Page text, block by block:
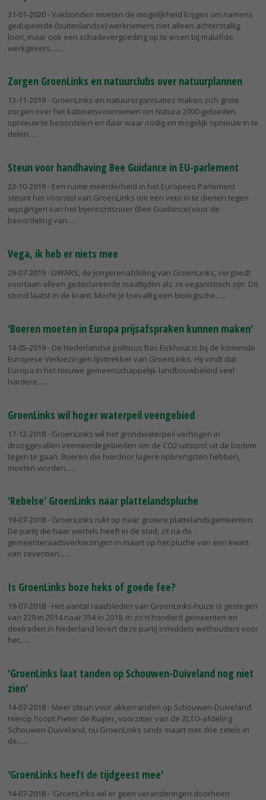
31-01-2020- Vakbonden moeten de mogelijkheid krijgen om namens
gedupeerde (buitenlandse) werknemers niet alleen achterstallig
loon, maar ook een schadevergoeding op te eisen bij malafide
werkgevers....
Zorgen GroenLinks en natuurclubs over natuurplannen
13-11-2019- GroenLinks en natuurorganisaties maken zich grote
zorgen over het kabinetsvoornemen om Natura 2000-gebieden
opnieuw te beoordelen en daar waar nodig en mogelijk opnieuw in te
delen.
Steun voor handhaving Bee Guidance in EU-parlement
23-10-2019- Een ruime meerderheid in het Europees Parlement
steunt het voorstel van GroenLinks om een veto in te dienen tegen
wijzigingen van het bijenrichtsnoer (Bee Guidance) voor de
beoordeling van...
Vega, ik heb er niets mee
29-07-2019- DWARS, de jongerenafdeling van GroenLinks, vergoedt
voortaan alleen gedeclareerde maaltijden als ze veganistisch zijn. Dit
stond laatst in de krant. Mocht je toevallig een biologische...
'Boeren moeten in Europa prijsafspraken kunnen maken'
14-05-2019- De Nederlandse politicus Bas Eickhout is bij de komende
Europese Verkiezingen lijsttrekker van GroenLinks. Hij vindt dat
Europa in het nieuwe gemeenschappelijk landbouwbeleid veel
hardere...
GroenLinks wil hoger waterpeil veengebied
17-12-2018- GroenLinks wil het grondwaterpeil verhogen in
drooggevallen veenweidegebieden om de CO2-uitstoot uit de bodem
tegen te gaan. Boeren die hierdoor lagere opbrengsten hebben,
moeten worden...
'Rebelse' GroenLinks naar plattelandspluche
19-07-2018- GroenLinks rukt op naar grotere plattelandsgemeenten.
De partij die haar wortels heeft in de stad, zit na de
gemeenteraadsverkiezingen in maart op het pluche van een kwart
van zeventien...
Is GroenLinks boze heks of goede fee?
19-07-2018- Het aantal raadsleden van GroenLinks-huize is gestegen
van 229 in 2014 naar 354 in 2018. In zo'n honderd gemeenten en
deelraden in Nederland levert deze partij inmiddels wethouders voor
het...
'GroenLinks laat tanden op Schouwen-Duiveland nog niet
zien'
14-07-2018- Meer steun voor akkerranden op Schouwen-Duiveland.
Hierop hoopt Pieter de Ruijter, voorzitter van de ZLTO-afdeling
Schouwen-Duiveland, nu GroenLinks sinds maart met drie zetels in
de...
'GroenLinks heeft de tijdgeest mee'
14-07-2018- 'GroenLinks wil er geen veranderingen doorheen